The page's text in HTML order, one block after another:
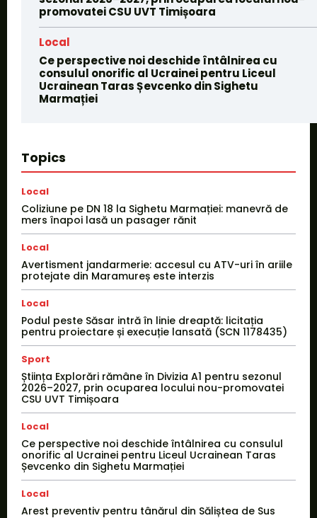
promovatei CSU UVT Timișoara
Local
Ce perspective noi deschide întâlnirea cu
consulul onorific al Ucrainei pentru Liceul
Ucrainean Taras Șevcenko din Sighetu
Marmației
Topics
Local
Coliziune pe DN 18 la Sighetu Marmației: manevră de
mers înapoi lasă un pasager rănit
Local
Avertisment jandarmerie: accesul cu ATV-uri în ariile
protejate din Maramureș este interzis
Local
Podul peste Săsar intră în linie dreaptă: licitația
pentru proiectare și execuție lansată (SCN 1178435)
Sport
Știința Explorări rămâne în Divizia A1 pentru sezonul
2026–2027, prin ocuparea locului nou-promovatei
CSU UVT Timișoara
Local
Ce perspective noi deschide întâlnirea cu consulul
onorific al Ucrainei pentru Liceul Ucrainean Taras
Șevcenko din Sighetu Marmației
Local
Arest preventiv pentru tânărul din Săliștea de Sus